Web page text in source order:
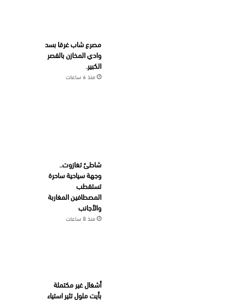
مصرع شاب غرقا بسد
وادي المخازن بالقصر
الكبير.
منذ 6 ساعات
شاطئ تغازوت..
وجهة سياحية ساحرة
تستقطب
المصطافين المغاربة
والأجانب
منذ 8 ساعات
أشغال غير مكتملة
بأيت ملول تثير استياء